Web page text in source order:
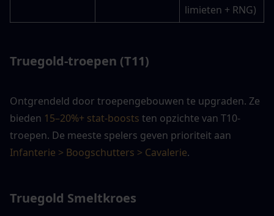
limieten + RNG)
Truegold-troepen (T11)
Ontgrendeld door troepengebouwen te upgraden. Ze
bieden 15–20%+ stat-boosts ten opzichte van T10-
Infanterie > Boogschutters > Cavalerie.
Truegold Smeltkroes